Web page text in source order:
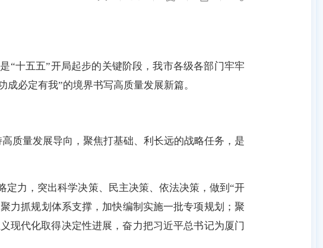
“十五五”开局起步的关键阶段，我市各级各部门牢牢
必定有我”的境界书写高质量发展新篇。
质量发展导向，聚焦打基础、利长远的战略任务，是
力，突出科学决策、民主决策、依法决策，做到“开
力抓规划体系支撑，加快编制实施一批专项规划；聚
现代化取得决定性进展，奋力把习近平总书记为厦门